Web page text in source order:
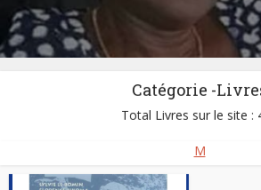
Catégorie -
Total Livres sur le site :
M